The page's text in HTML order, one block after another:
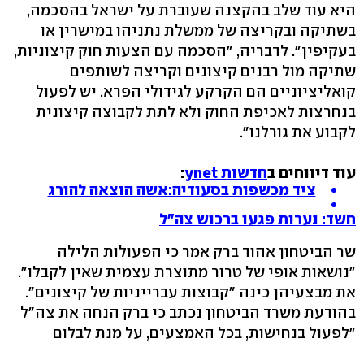
היא עוד שלב בהקצנה שעוברת על ישראל בהסכמה,
בשתיקה ובקריצה של ממשלת נתניהו במישרין או
בעקיפין". לדבריה, "הסכמה עם הצעות חוק קיצוניות,
שתיקה מול רבנים קיצונים וקריצה לשותפים
קואליציוניים הם הקרקע לגידולי הפרא. יש לפעול
בנחרצות לאכיפת החוק ולא לתת לקבוצה קיצונית
לקבוע את גורלנו".
עוד דיווחים בחדשות ynet
:
ציד מכשפות בסעודיה:אשה הוצאה להורג
חשד: נערות פגעו ברכוש צה"ל
שר הביטחון אהוד ברק אמר כי הפעולות הלילה
"נושאות אופי של טרור מתוצרת עצמית שאין לקבלו".
את מבצעיהן כינה "קבוצות עברייניות של קיצונים".
בהודעת משרד הביטחון נכתב כי ברק הנחה את צה"ל
"לפעול בנחישות, בכל האמצעים, על מנת לבלום